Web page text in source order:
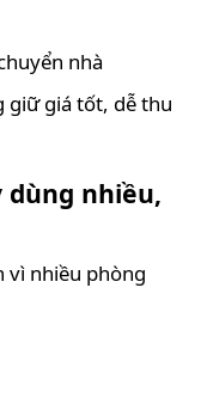
nhà
giữ giá tốt, dễ thu
dùng nhiều,
vì nhiều phòng